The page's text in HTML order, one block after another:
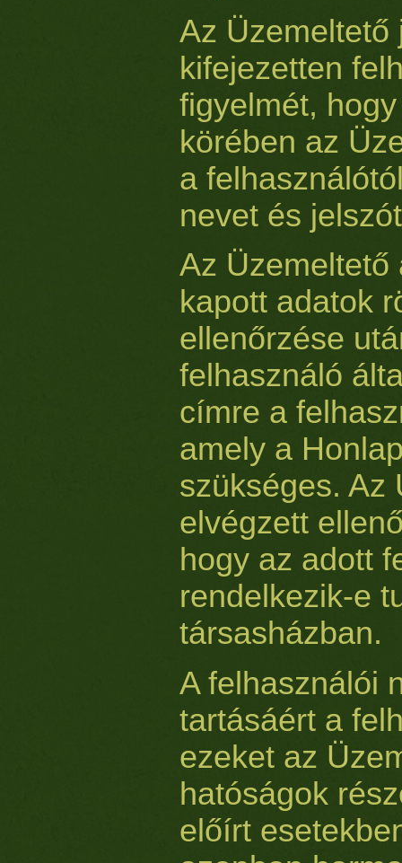
Az Üzemeltető
kifejezetten
figyelmét,
körében az
a
nevet és
Az Üzemeltető
kapott adatok
ellenőrzése
felhasználó
címre a
amely a
szükséges. Az
elvégzett
hogy az adott
rendelkezik-e
társasházban.
A felhasználói
tartásáért a
ezeket az
hatóságok
előírt